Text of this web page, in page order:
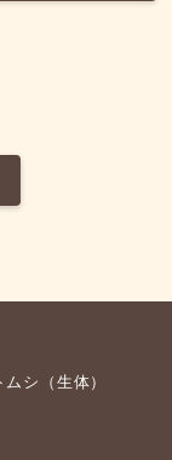
シ（生体）